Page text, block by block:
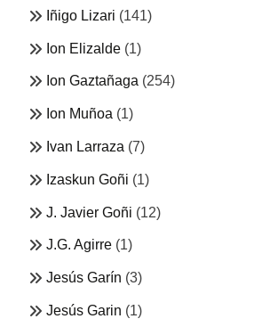
Iñigo Lizari (141)
Ion Elizalde (1)
Ion Gaztañaga (254)
Ion Muñoa (1)
Ivan Larraza (7)
Izaskun Goñi (1)
J. Javier Goñi (12)
J.G. Agirre (1)
Jesús Garín (3)
Jesús Garin (1)